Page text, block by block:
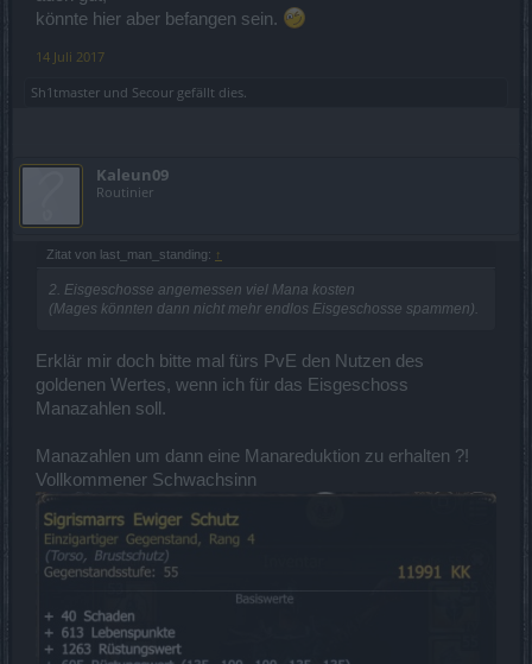
die gegend ballert. Und wenn das q8 set beim mage schon nicht
machen wo man auch 3 jagtpfeile zur zeit schießt oder?
könnte hier aber befangen sein.
14 Juli 2017
Sh1tmaster und Secour gefällt dies.
Kaleun09
Routinier
Zitat von last_man_standing: ↑
2. Eisgeschosse angemessen viel Mana kosten
(Mages könnten dann nicht mehr endlos Eisgeschosse spammen).
Erklär mir doch bitte mal fürs PvE den Nutzen des
goldenen Wertes, wenn ich für das Eisgeschoss
Manazahlen soll.
Manazahlen um dann eine Manareduktion zu erhalten ?!
Vollkommener Schwachsinn